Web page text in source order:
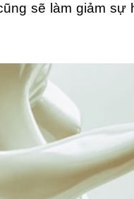
sẽ làm giảm sự